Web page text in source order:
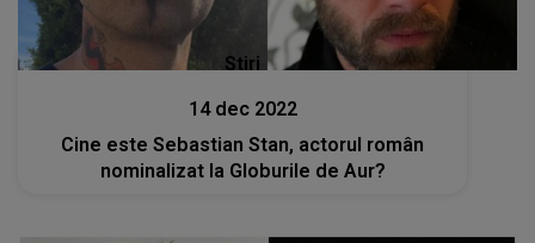
Stiri
14 dec 2022
Cine este Sebastian Stan, actorul român
nominalizat la Globurile de Aur?